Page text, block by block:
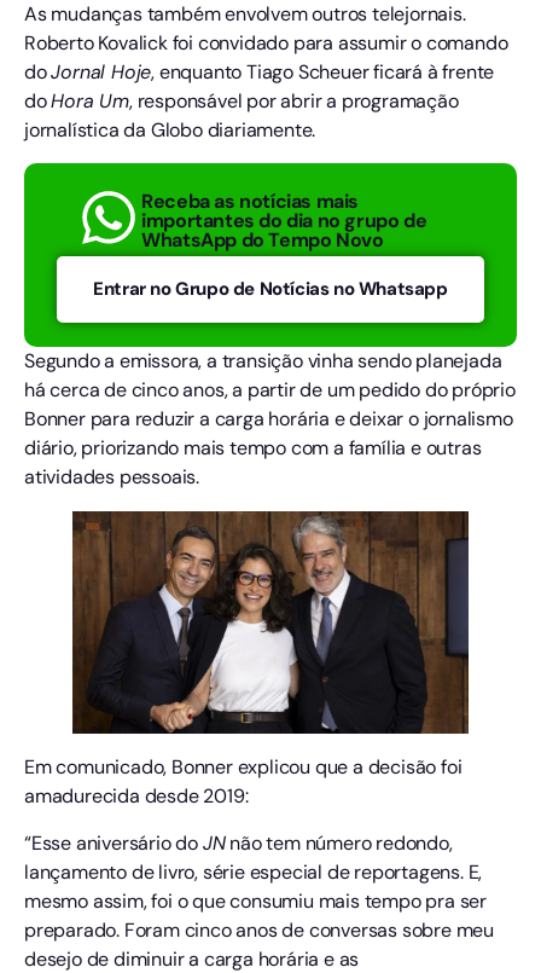
As mudanças também envolvem outros telejornais.
Roberto Kovalick foi convidado para assumir o comando
doJornal Hoje, enquanto Tiago Scheuer ficará à frente
doHora Um, responsável por abrir a programação
jornalística da Globo diariamente.
Receba as notícias mais
importantes do dia no grupo de
WhatsApp do Tempo Novo
Entrar no Grupo de Notícias no Whatsapp
Segundo a emissora, a transição vinha sendo planejada
há cerca de cinco anos, a partir de um pedido do próprio
Bonner para reduzir a carga horária e deixar o jornalismo
diário, priorizando mais tempo com a família e outras
atividades pessoais.
Em comunicado, Bonner explicou que a decisão foi
amadurecida desde 2019:
“Esse aniversário doJNnão tem número redondo,
lançamento de livro, série especial de reportagens. E,
mesmo assim, foi o que consumiu mais tempo pra ser
preparado. Foram cinco anos de conversas sobre meu
desejo de diminuir a carga horária e as